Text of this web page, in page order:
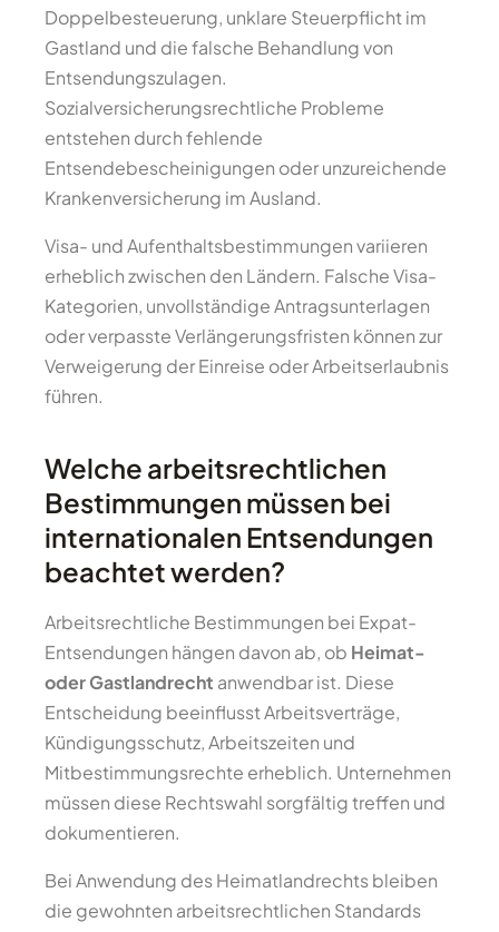
Doppelbesteuerung, unklare Steuerpflicht im
Gastland und die falsche Behandlung von
Entsendungszulagen.
Sozialversicherungsrechtliche Probleme
entstehen durch fehlende
Entsendebescheinigungen oder unzureichende
Krankenversicherung im Ausland.
Visa- und Aufenthaltsbestimmungen variieren
erheblich zwischen den Ländern. Falsche Visa-
Kategorien, unvollständige Antragsunterlagen
oder verpasste Verlängerungsfristen können zur
Verweigerung der Einreise oder Arbeitserlaubnis
führen.
Welche arbeitsrechtlichen
Bestimmungen müssen bei
internationalen Entsendungen
beachtet werden?
Arbeitsrechtliche Bestimmungen bei Expat-
Entsendungen hängen davon ab, ob Heimat-
oder Gastlandrecht anwendbar ist. Diese
Entscheidung beeinflusst Arbeitsverträge,
Kündigungsschutz, Arbeitszeiten und
Mitbestimmungsrechte erheblich. Unternehmen
müssen diese Rechtswahl sorgfältig treffen und
dokumentieren.
Bei Anwendung des Heimatlandrechts bleiben
die gewohnten arbeitsrechtlichen Standards